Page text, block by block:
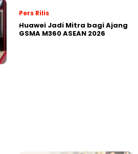
Pers Rilis
Huawei Jadi Mitra bagi Ajang
GSMA M360 ASEAN 2026